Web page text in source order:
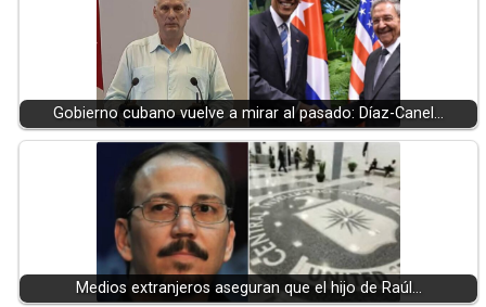
Gobierno cubano vuelve a mirar al pasado: Díaz-Canel…
Medios extranjeros aseguran que el hijo de Raúl…